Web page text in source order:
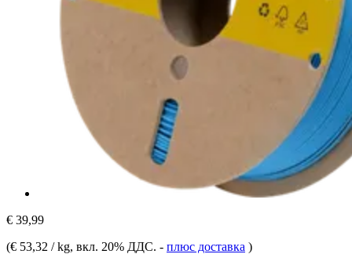
€ 39,99
(€ 53,32 / kg, вкл. 20% ДДС. - плюс доставка )